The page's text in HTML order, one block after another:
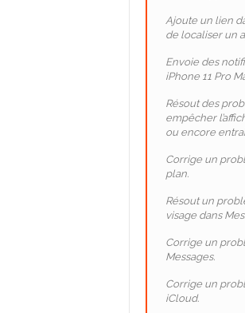
Ajoute un lien
de localiser un
Envoie des
iPhone 11 Pro
Résout des
empêcher
ou encore
Corrige un
plan.
Résout un
visage dans
Corrige un
Messages.
Corrige un
iCloud.